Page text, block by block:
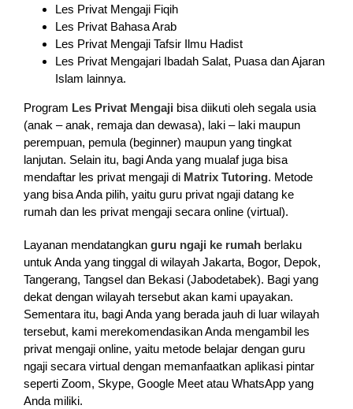
Les Privat Mengaji Fiqih
Les Privat Bahasa Arab
Les Privat Mengaji Tafsir Ilmu Hadist
Les Privat Mengajari Ibadah Salat, Puasa dan Ajaran
Islam lainnya.
Program Les Privat Mengaji bisa diikuti oleh segala usia
(anak – anak, remaja dan dewasa), laki – laki maupun
perempuan, pemula (beginner) maupun yang tingkat
lanjutan. Selain itu, bagi Anda yang mualaf juga bisa
mendaftar les privat mengaji di Matrix Tutoring. Metode
yang bisa Anda pilih, yaitu guru privat ngaji datang ke
rumah dan les privat mengaji secara online (virtual).
Layanan mendatangkan guru ngaji ke rumahberlaku
untuk Anda yang tinggal di wilayah Jakarta, Bogor, Depok,
Tangerang, Tangsel dan Bekasi (Jabodetabek). Bagi yang
dekat dengan wilayah tersebut akan kami upayakan.
Sementara itu, bagi Anda yang berada jauh di luar wilayah
tersebut, kami merekomendasikan Anda mengambil les
privat mengaji online, yaitu metode belajar dengan guru
ngaji secara virtual dengan memanfaatkan aplikasi pintar
seperti Zoom, Skype, Google Meet atau WhatsApp yang
Anda miliki.